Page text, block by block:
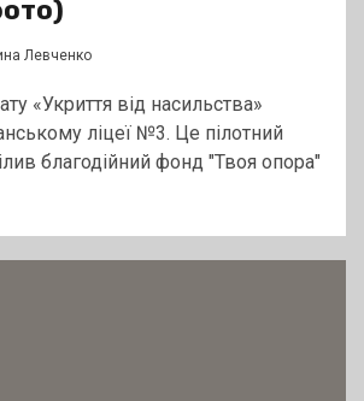
Левченко
«Укриття від насильства»
ліцеї №3. Це пілотний
благодійний фонд "Твоя опора"